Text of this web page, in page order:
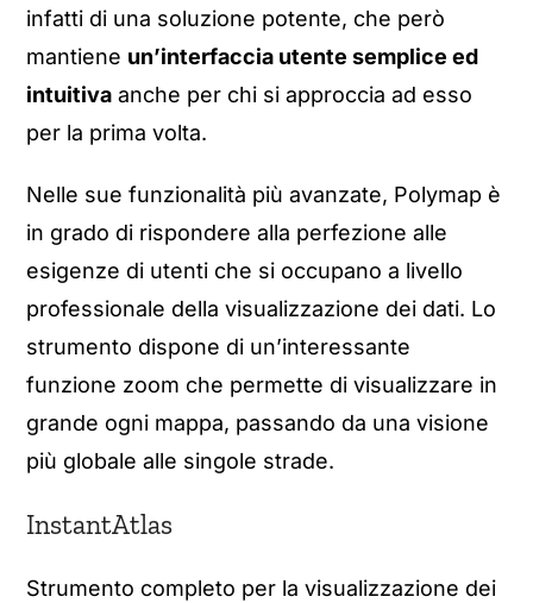
infatti di una soluzione potente, che però
mantiene un’interfaccia utente semplice ed
intuitiva anche per chi si approccia ad esso
per la prima volta.
Nelle sue funzionalità più avanzate, Polymap è
in grado di rispondere alla perfezione alle
esigenze di utenti che si occupano a livello
professionale della visualizzazione dei dati. Lo
strumento dispone di un’interessante
funzione zoom che permette di visualizzare in
grande ogni mappa, passando da una visione
più globale alle singole strade.
InstantAtlas
Strumento completo per la visualizzazione dei